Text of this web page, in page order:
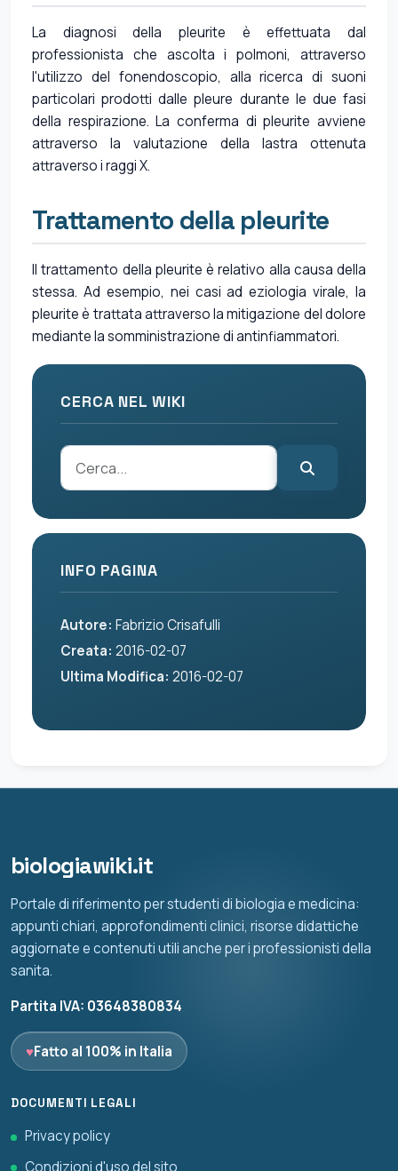
La diagnosi della pleurite è effettuata dal
professionista che ascolta i polmoni, attraverso
l'utilizzo del fonendoscopio, alla ricerca di suoni
particolari prodotti dalle pleure durante le due fasi
della respirazione. La conferma di pleurite avviene
attraverso la valutazione della lastra ottenuta
attraverso i raggi X.
Trattamento della pleurite
Il trattamento della pleurite è relativo alla causa della
stessa. Ad esempio, nei casi ad eziologia virale, la
pleurite è trattata attraverso la mitigazione del dolore
mediante la somministrazione di antinfiammatori.
CERCA NEL WIKI
INFO PAGINA
Autore: Fabrizio Crisafulli
Creata: 2016-02-07
Ultima Modifica: 2016-02-07
biologiawiki.it
Portale di riferimento per studenti di biologia e medicina:
appunti chiari, approfondimenti clinici, risorse didattiche
aggiornate e contenuti utili anche per i professionisti della
sanita.
Partita IVA: 03648380834
♥Fatto al 100% in Italia
DOCUMENTI LEGALI
Privacy policy
Condizioni d'uso del sito